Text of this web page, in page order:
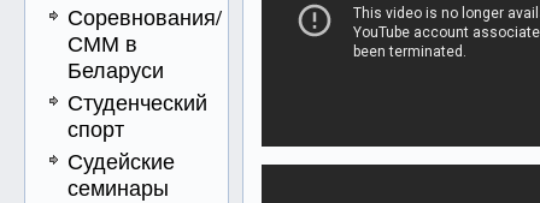
Соревнования/
СММ в
Беларуси
Студенческий
спорт
Судейские
семинары